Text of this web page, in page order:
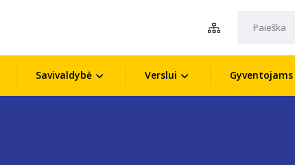
Savivaldybė Verslui Gyventojams